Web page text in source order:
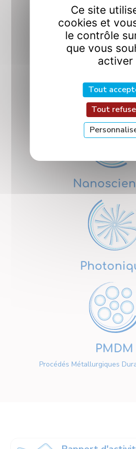
Contrôle
PMDM
Procédés Métallurgiques
Ce site
cookies et
le contrôle
que vous
activer
Tout
Tout